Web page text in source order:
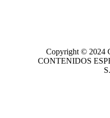
Copyright © 2024
CONTENIDOS